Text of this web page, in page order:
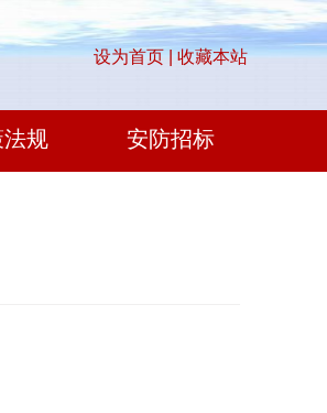
设为首页 | 收藏本站
规 安防招标